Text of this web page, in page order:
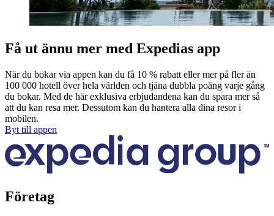
Få ut ännu mer med Expedias app
När du bokar via appen kan du få 10 % rabatt eller mer på fler än
100 000 hotell över hela världen och tjäna dubbla poäng varje gång
du bokar. Med de här exklusiva erbjudandena kan du spara mer så
att du kan resa mer. Dessutom kan du hantera alla dina resor i
mobilen.
Byt till appen
Företag